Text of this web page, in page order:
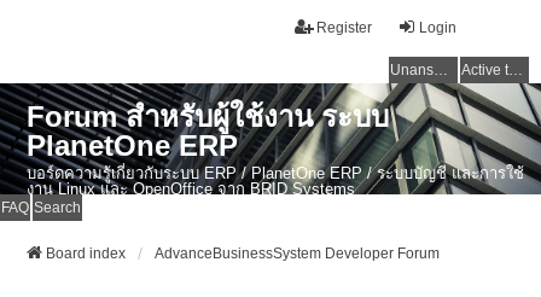
Login
Register
Unanswered topics Active topics
Forum สำหรับผู้ใช้งาน ระบบ
PlanetOne ERP
บอร์ดความรู้เกี่ยวกับระบบ ERP / PlanetOne ERP / ระบบบัญชี และการใช้
งาน Linux และ OpenOffice จาก BRID Systems
FAQ Search
Board index AdvanceBusinessSystem Developer Forum